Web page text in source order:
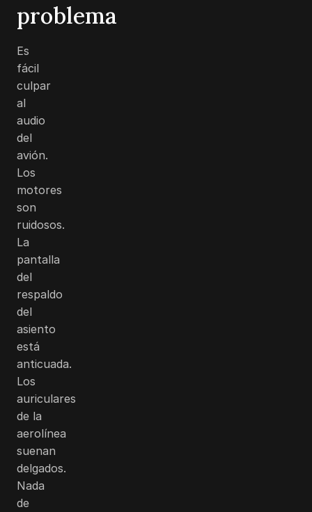
problema
Es
fácil
culpar
al
audio
del
avión.
Los
motores
son
ruidosos.
La
pantalla
del
respaldo
del
asiento
está
anticuada.
Los
auriculares
de la
aerolínea
suenan
delgados.
Nada
de